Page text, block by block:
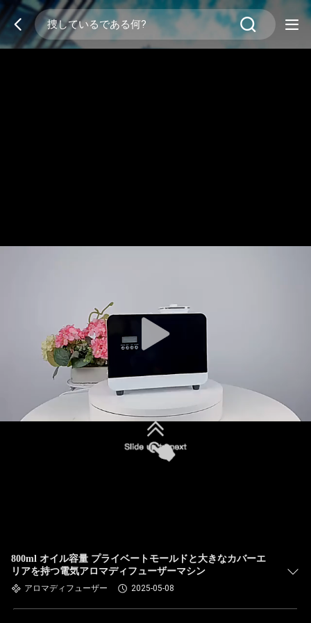
800ml オイル容量 プライベートモールドと大きなカバーエ
リアを持つ電気アロマディフューザーマシン
アロマディフューザー 2025-05-08